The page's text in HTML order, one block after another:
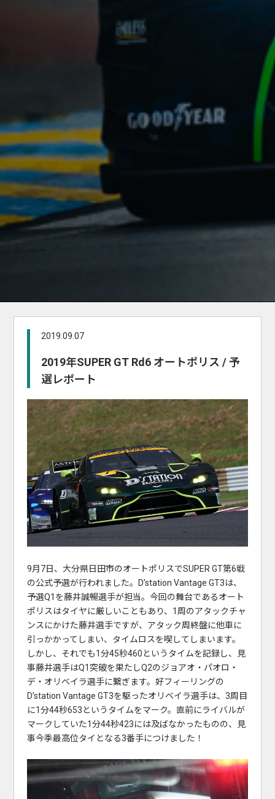
2019.09.07
2019年SUPER GT Rd6 オートポリス / 予
選レポート
9月7日、大分県日田市のオートポリスでSUPER GT第6戦
の公式予選が行われました。D’station Vantage GT3は、
予選Q1を藤井誠暢選手が担当。今回の舞台であるオート
ポリスはタイヤに厳しいこともあり、1周のアタックチャ
ンスにかけた藤井選手ですが、アタック周終盤に他車に
引っかかってしまい、タイムロスを喫してしまいます。
しかし、それでも1分45秒460というタイムを記録し、見
事藤井選手はQ1突破を果たしQ2のジョアオ・パオロ・
デ・オリベイラ選手に繋ぎます。好フィーリングの
D’station Vantage GT3を駆ったオリベイラ選手は、3周目
に1分44秒653というタイムをマーク。直前にライバルが
マークしていた1分44秒423には及ばなかったものの、見
事今季最高位タイとなる3番手につけました！